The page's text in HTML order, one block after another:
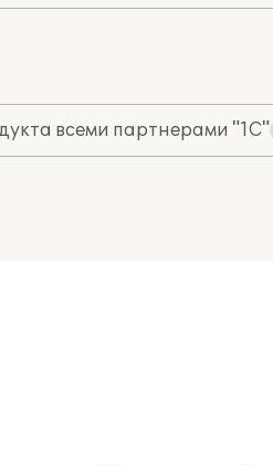
всеми партнерами "1С"